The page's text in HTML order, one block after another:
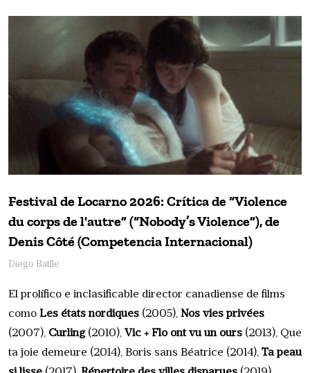
Festival de Locarno 2026: Crítica de “Violence
du corps de l'autre” (“Nobody’s Violence”), de
Denis Côté (Competencia Internacional)
Diego Batlle
El prolífico e inclasificable director canadiense de films
como Les états nordiques (2005), Nos vies privées
(2007), Curling(2010), Vic + Flo ont vu un ours (2013), Que
ta joie demeure (2014), Boris sans Béatrice (2014), Ta peau